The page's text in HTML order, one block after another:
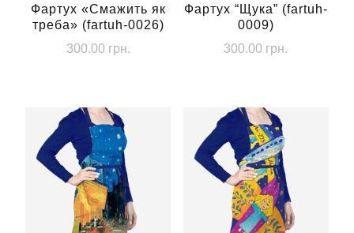
Фартух «Смажить як
треба» (fartuh-0026)
300.00 грн.
Фартух “Щука” (fartuh-
0009)
300.00 грн.